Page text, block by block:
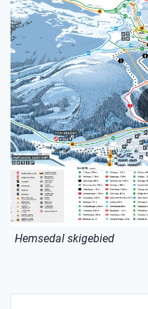
Hemsedal skigebied